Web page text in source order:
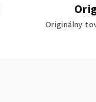
Originálny